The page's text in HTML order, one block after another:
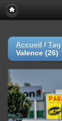
Accueil / Tag
Valence (26)